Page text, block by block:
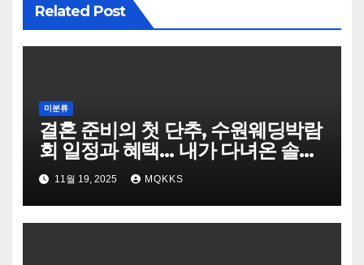
Related Post
미분류
결혼 준비의 첫 단추, 수원웨딩박람
회 일정과 혜택… 내가 다녀온 솔직
후기
11월 19, 2025 MQKKS